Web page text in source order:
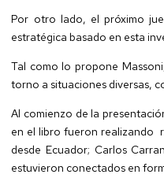
Por otro lado, el próximo
estratégica basado en esta
Tal como lo propone
torno a situaciones diversas,
Al comienzo de la
en el libro fueron realizando
desde Ecuador; Carlos
estuvieron conectados en